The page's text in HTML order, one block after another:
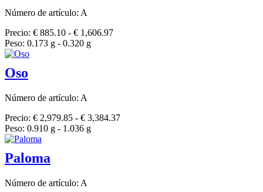
Número de artículo: A
Precio: € 885.10 - € 1,606.97
Peso: 0.173 g - 0.320 g
Oso
Número de artículo: A
Precio: € 2,979.85 - € 3,384.37
Peso: 0.910 g - 1.036 g
Paloma
Número de artículo: A